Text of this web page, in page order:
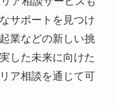
サポートを見つけ
業などの新しい挑
した未来に向けた
ア相談を通じて可